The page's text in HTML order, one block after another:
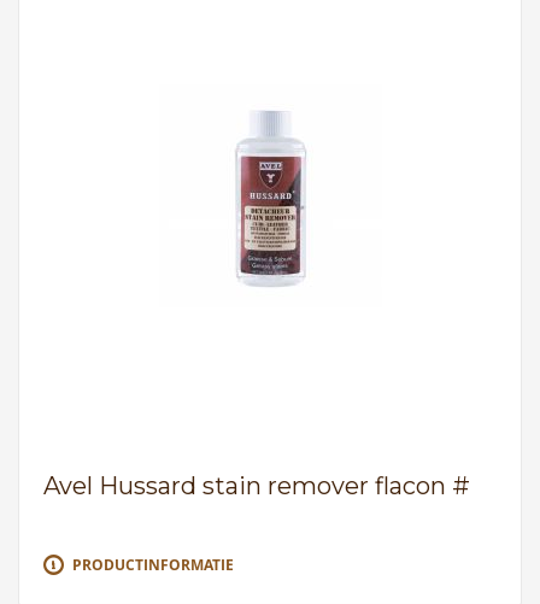
Avel Hussard stain remover flacon #
PRODUCTINFORMATIE